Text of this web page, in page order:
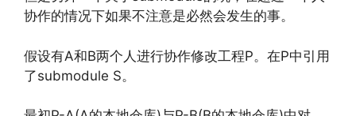
协作的情况下如果不注意是必然会发生的事。
假设有A和B两个人进行协作修改工程P。在P中引用
了submodule S。